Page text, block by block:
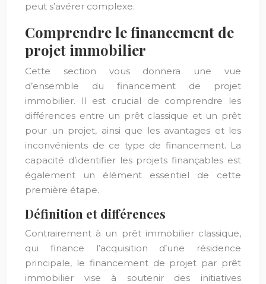
peut s’avérer complexe.
Comprendre le financement de
projet immobilier
Cette section vous donnera une vue
d’ensemble du financement de projet
immobilier. Il est crucial de comprendre les
différences entre un prêt classique et un prêt
pour un projet, ainsi que les avantages et les
inconvénients de ce type de financement. La
capacité d’identifier les projets finançables est
également un élément essentiel de cette
première étape.
Définition et différences
Contrairement à un prêt immobilier classique,
qui finance l’acquisition d’une résidence
principale, le financement de projet par prêt
immobilier vise à soutenir des initiatives